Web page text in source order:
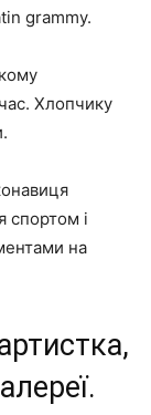
grammy.
Хлопчику
спортом і
на